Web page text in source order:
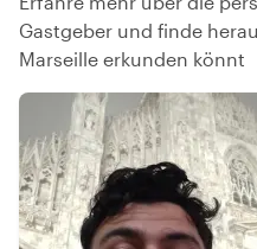
Gastgeber und finde
Marseille erkunden könnt